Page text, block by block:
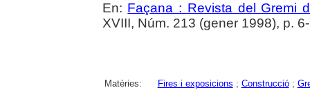
En: Façana : Revista del Gremi
XVIII, Núm. 213 (gener 1998), p.
Matèries: Fires i exposicions ; Construcció;